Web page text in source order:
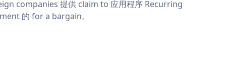
companies 提供 claim to 应用程序 Recurring
的 for a bargain。